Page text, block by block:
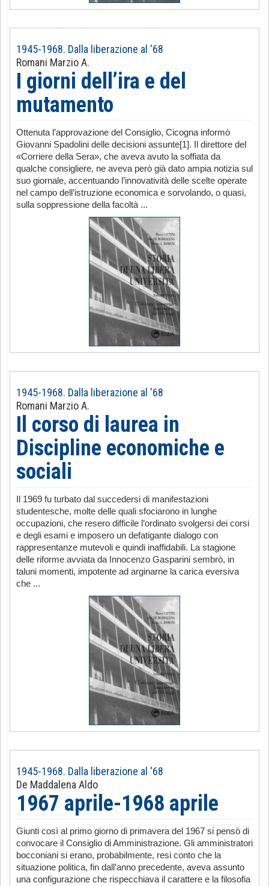
1945-1968. Dalla liberazione al '68
Romani Marzio A.
I giorni dell’ira e del
mutamento
Ottenuta l’approvazione del Consiglio, Cicogna informò
Giovanni Spadolini delle decisioni assunte[1]. Il direttore del
«Corriere della Sera», che aveva avuto la soffiata da
qualche consigliere, ne aveva però già dato ampia notizia sul
suo giornale, accentuando l’innovatività delle scelte operate
nel campo dell’istruzione economica e sorvolando, o quasi,
sulla soppressione della facoltà ...
1945-1968. Dalla liberazione al '68
Romani Marzio A.
Il corso di laurea in
Discipline economiche e
sociali
Il 1969 fu turbato dal succedersi di manifestazioni
studentesche, molte delle quali sfociarono in lunghe
occupazioni, che resero difficile l’ordinato svolgersi dei corsi
e degli esami e imposero un defatigante dialogo con
rappresentanze mutevoli e quindi inaffidabili. La stagione
delle riforme avviata da Innocenzo Gasparini sembrò, in
taluni momenti, impotente ad arginarne la carica eversiva
che ...
1945-1968. Dalla liberazione al '68
De Maddalena Aldo
1967 aprile-1968 aprile
Giunti così al primo giorno di primavera del 1967 si pensò di
convocare il Consiglio di Amministrazione. Gli amministratori
bocconiani si erano, probabilmente, resi conto che la
situazione politica, fin dall’anno precedente, aveva assunto
una configurazione che rispecchiava il carattere e la filosofia